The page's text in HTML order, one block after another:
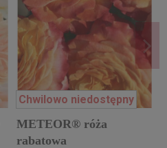
Chwilowo niedostępny
METEOR® róża
rabatowa